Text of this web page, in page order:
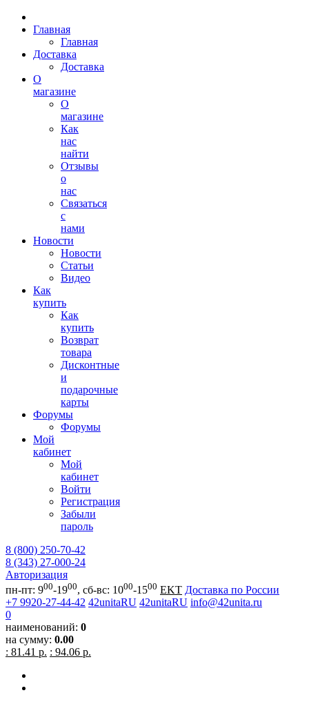
Главная
Главная
Доставка
Доставка
О
магазине
О
магазине
Как
нас
найти
Отзывы
о
нас
Связаться
с
нами
Новости
Новости
Статьи
Видео
Как
купить
Как
купить
Возврат
товара
Дисконтные
и
подарочные
карты
Форумы
Форумы
Мой
кабинет
Мой
кабинет
Войти
Регистрация
Забыли
пароль
8 (800) 250-70-42
8 (343) 27-000-24
Авторизация
пн-пт: 900-1900, сб-вс: 1000-1500 EKT Доставка по России
+7 9920-27-44-42 42unitaRU 42unitaRU info@42unita.ru
0
наименований: 0
на сумму: 0.00
: 81.41 р. : 94.06 р.